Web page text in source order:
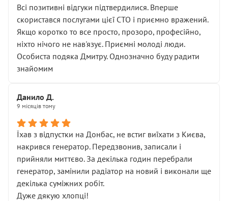
Всі позитивні відгуки підтвердилися. Вперше
скористався послугами цієї СТО і приємно вражений.
Якщо коротко то все просто, прозоро, професійно,
ніхто нічого не нав'язує. Приємні молоді люди.
Особиста подяка Дмитру. Однозначно буду радити
знайомим
Данило Д.
9 місяців тому
Їхав з відпустки на Донбас, не встиг виїхати з Києва,
накрився генератор. Передзвонив, записали і
прийняли миттєво. За декілька годин перебрали
генератор, замінили радіатор на новий і виконали ще
декілька суміжних робіт.
Дуже дякую хлопці!